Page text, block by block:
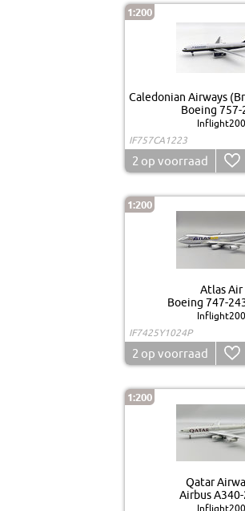
1:200
Caledonian Airways
Boeing 757-
Inflight200
IF757CA1223
2 op voorraad
1:200
Atlas Air
Boeing 747-
Inflight200
IF7425Y1024P
2 op voorraad
1:200
Qatar
Airbus A340-
Inflight200